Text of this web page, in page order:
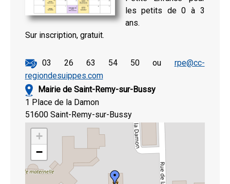
les petits de 0 à 3
ans.
Sur inscription, gratuit.
03 26 63 54 50 ou rpe@cc-
regiondesuippes.com
Mairie de Saint-Remy-sur-Bussy
1 Place de la Damon
51600 Saint-Remy-sur-Bussy
+
−